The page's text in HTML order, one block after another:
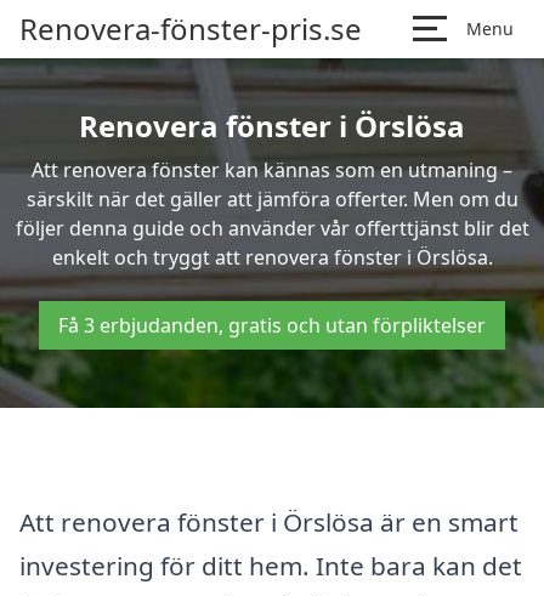
Renovera-fönster-pris.se Menu
Renovera fönster i Örslösa
Att renovera fönster kan kännas som en utmaning –
särskilt när det gäller att jämföra offerter. Men om du
följer denna guide och använder vår offerttjänst blir det
enkelt och tryggt att renovera fönster i Örslösa.
Få 3 erbjudanden, gratis och utan förpliktelser
Att renovera fönster i Örslösa är en smart
investering för ditt hem. Inte bara kan det